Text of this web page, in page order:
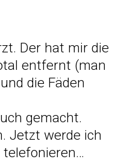
Der hat mir die
entfernt (man
die Fäden
gemacht.
Jetzt werde ich